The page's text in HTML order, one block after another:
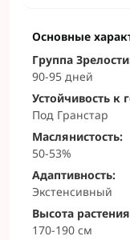
Основные
Группа
90-95 дней
Устойчивость к
Под Гранстар
Маслянистость:
50-53%
Адаптивность:
Экстенсивный
Высота
170-190 см